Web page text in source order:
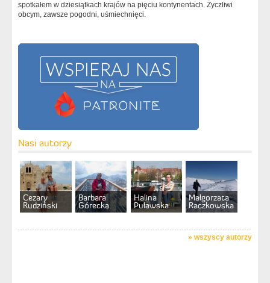
spotkałem w dziesiątkach krajów na pięciu kontynentach. Życzliwi
obcym, zawsze pogodni, uśmiechnięci.
Nasi autorzy
Cezary
Rudziński
Barbara
Górecka
Halina
Puławska
Małgorzata
Raczkowska
» wszyscy autorzy